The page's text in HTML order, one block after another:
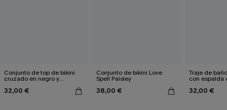
Conjunto de top de bikini
cruzado en negro y
eucalipto y braguitas de
talle alto
32,00 €
Conjunto de bikini Love
Spell Paisley
38,00 €
Traje de
con espalda
aleteo floral
32,00 €